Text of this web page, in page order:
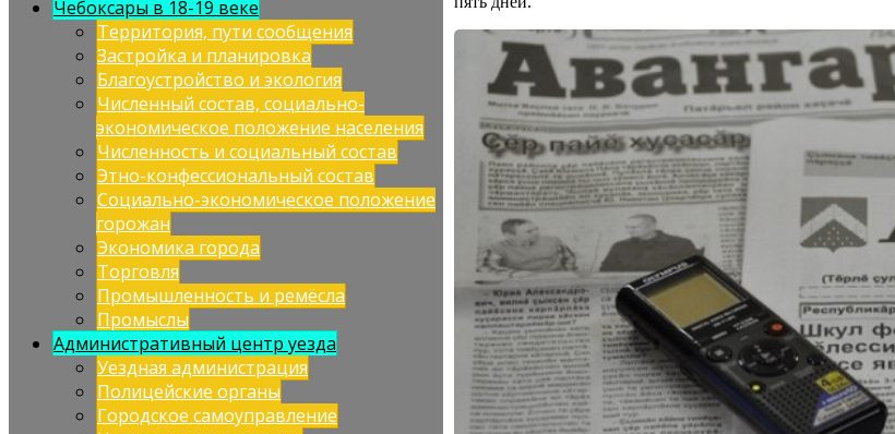
Чебоксары в 18-19 веке
Территория, пути сообщения
Застройка и планировка
Благоустройство и экология
Численный состав, социально-
экономическое положение населения
Численность и социальный состав
Этно-конфессиональный состав
Социально-экономическое положение
горожан
Экономика города
Торговля
Промышленность и ремёсла
Промыслы
Административный центр уезда
Уездная администрация
Полицейские органы
Городское самоуправление